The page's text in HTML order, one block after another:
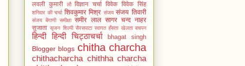
लवली कुमारी लौ विज्ञान चर्चा विवेक विवेक सिंह
शनिवार की चर्चा शिवकुमार मिश्र संजय संजय तिवारी
संजय बेंगाणी समीक्षा समीर लाल सागर चन्द नाहर
सुजाता सृजन शिल्पी सैरसपाटा स्वागत हँसता खेलता बचपन
हिन्दी हिन्दी चिट्ठाचर्चा bhagat singh
Blogger blogs chitha charcha
chithacharcha chithha charcha